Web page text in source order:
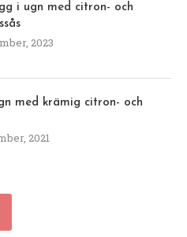
i ugn med citron- och
2023
med krämig citron- och
2021